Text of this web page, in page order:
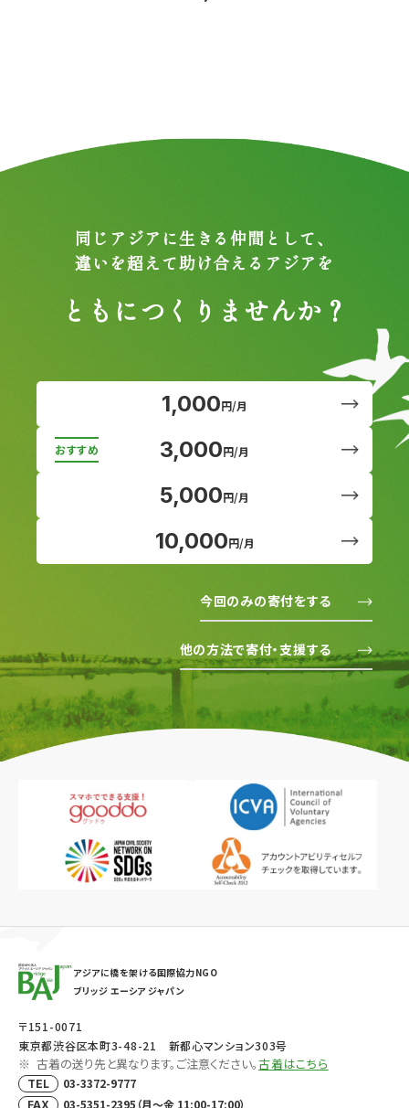
同じアジアに生きる仲間として、
違いを超えて助け合えるアジアを
ともにつくりませんか？
1,000円/月
3,000円/月
5,000円/月
10,000円/月
今回のみの寄付をする
他の方法で寄付・支援する
アジアに橋を架ける国際協力NGO
ブリッジ エーシア ジャパン
〒151-0071
東京都渋谷区本町3-48-21 新都心マンション303号
古着の送り先と異なります。ご注意ください。古着はこちら
TEL 03-3372-9777
FAX 03-5351-2395（月～金 11:00-17:00）